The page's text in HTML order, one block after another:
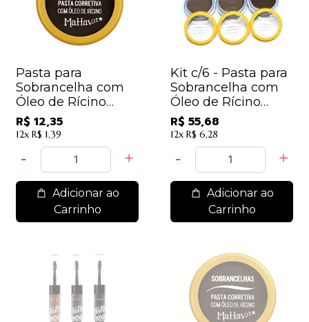
Pasta para
Sobrancelha com
Óleo de Rícino
Mahav - CS-MV -
Cor 03
R$ 12,35
12x R$ 1,39
Adicionar ao
Carrinho
Kit c/6 - Pasta para
Sobrancelha com
Óleo de Rícino
Mahav - CS-MV /
9,28
R$ 55,68
12x R$ 6,28
Adicionar ao
Carrinho